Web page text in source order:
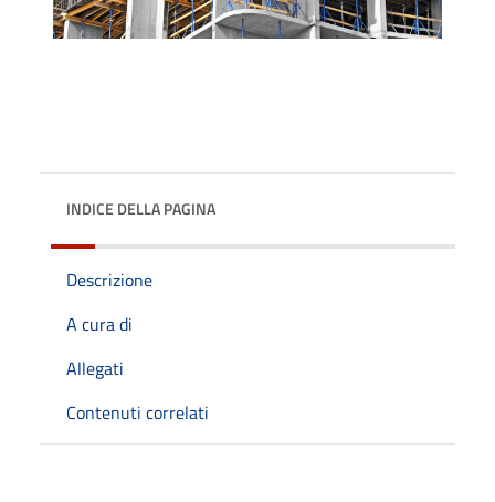
INDICE DELLA PAGINA
Descrizione
A cura di
Allegati
Contenuti correlati